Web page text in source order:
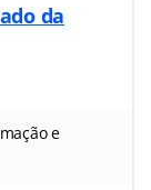
da
e